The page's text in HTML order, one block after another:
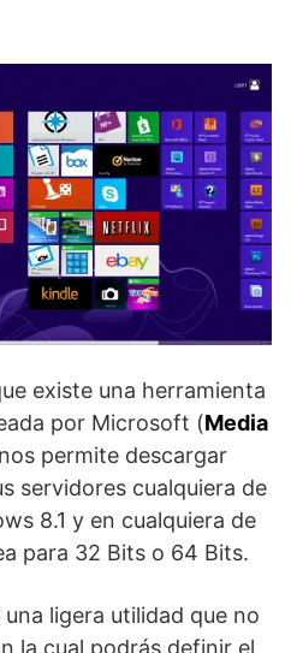
existe una herramienta
por Microsoft (Media
permite descargar
servidores cualquiera de
8.1 y en cualquiera de
para 32 Bits o 64 Bits.
una ligera utilidad que no
la cual podrás definir el